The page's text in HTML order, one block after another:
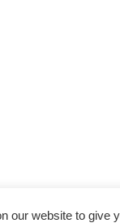
our website to give